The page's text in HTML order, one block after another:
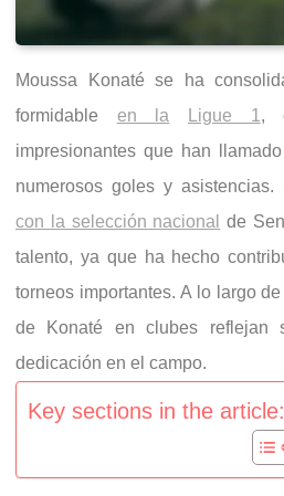
Moussa Konaté se ha
formidable en la Ligue 1 ,
impresionantes que han
numerosos goles y asistencias.
con la selección nacional
de
talento, ya que ha hecho
torneos importantes. A lo largo
de Konaté en clubes reflejan
dedicación en el campo.
Key sections in the article: